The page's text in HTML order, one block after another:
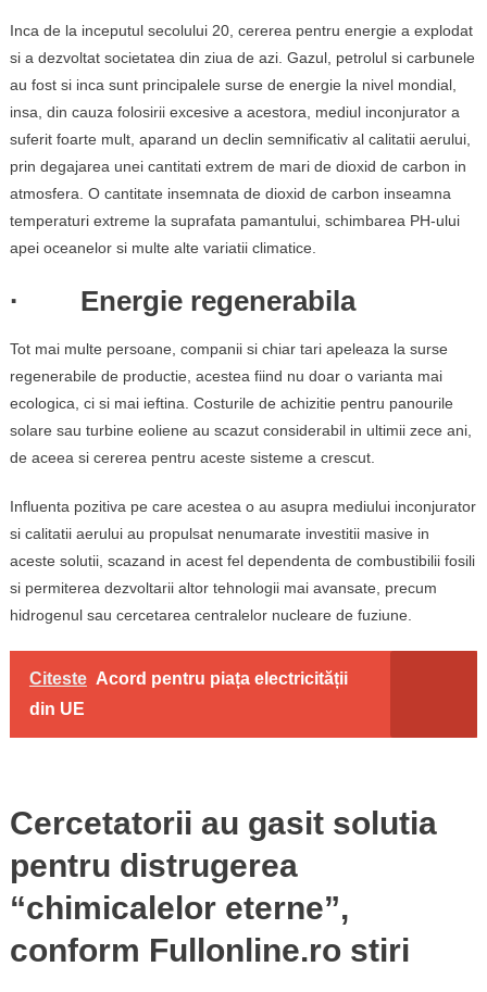
Inca de la inceputul secolului 20, cererea pentru energie a explodat
si a dezvoltat societatea din ziua de azi. Gazul, petrolul si carbunele
au fost si inca sunt principalele surse de energie la nivel mondial,
insa, din cauza folosirii excesive a acestora, mediul inconjurator a
suferit foarte mult, aparand un declin semnificativ al calitatii aerului,
prin degajarea unei cantitati extrem de mari de dioxid de carbon in
atmosfera. O cantitate insemnata de dioxid de carbon inseamna
temperaturi extreme la suprafata pamantului, schimbarea PH-ului
apei oceanelor si multe alte variatii climatice.
· Energie regenerabila
Tot mai multe persoane, companii si chiar tari apeleaza la surse
regenerabile de productie, acestea fiind nu doar o varianta mai
ecologica, ci si mai ieftina. Costurile de achizitie pentru panourile
solare sau turbine eoliene au scazut considerabil in ultimii zece ani,
de aceea si cererea pentru aceste sisteme a crescut.
Influenta pozitiva pe care acestea o au asupra mediului inconjurator
si calitatii aerului au propulsat nenumarate investitii masive in
aceste solutii, scazand in acest fel dependenta de combustibilii fosili
si permiterea dezvoltarii altor tehnologii mai avansate, precum
hidrogenul sau cercetarea centralelor nucleare de fuziune.
Citeste Acord pentru piața electricității
din UE
Cercetatorii au gasit solutia
pentru distrugerea
“chimicalelor eterne”,
conform Fullonline.ro stiri